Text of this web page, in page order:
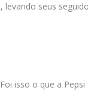
seus
isso o que a